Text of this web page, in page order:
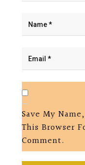
Save My
This Browser
Comment.